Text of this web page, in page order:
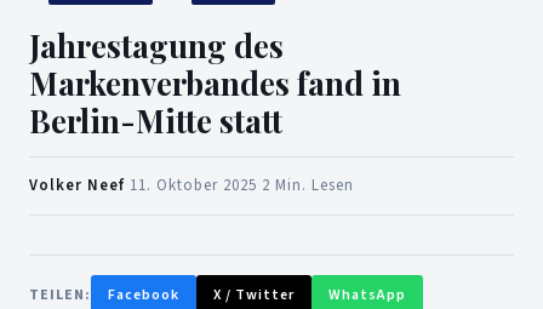
Jahrestagung des
Markenverbandes fand in
Berlin-Mitte statt
Volker Neef 11. Oktober 2025 2 Min. Lesen
TEILEN: Facebook X / Twitter WhatsApp